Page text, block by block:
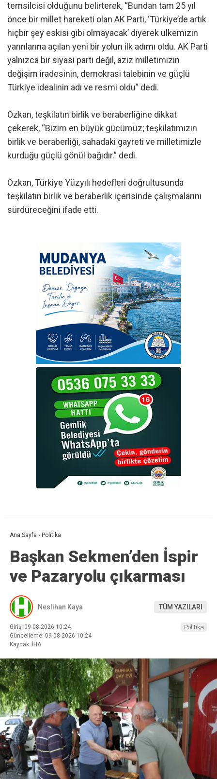
temsilcisi olduğunu belirterek, “Bundan tam 25 yıl
önce bir millet hareketi olan AK Parti, ‘Türkiye’de artık
hiçbir şey eskisi gibi olmayacak’ diyerek ülkemizin
yarınlarına açılan yeni bir yolun ilk adımı oldu. AK Parti
yalnızca bir siyasi parti değil, aziz milletimizin
değişim iradesinin, demokrasi talebinin ve güçlü
Türkiye idealinin adı ve resmi oldu” dedi.
Özkan, teşkilatın birlik ve beraberliğine dikkat
çekerek, “Bizim en büyük gücümüz; teşkilatımızın
birlik ve beraberliği, sahadaki gayreti ve milletimizle
kurduğu güçlü gönül bağıdır.” dedi.
Özkan, Türkiye Yüzyılı hedefleri doğrultusunda
teşkilatın birlik ve beraberlik içerisinde çalışmalarını
sürdüreceğini ifade etti.
Ana Sayfa › Politika
Başkan Sekmen’den İspir
ve Pazaryolu çıkarması
Neslihan Kaya TÜM YAZILARI
Giriş: 09-08-2026 10:24
Güncelleme: 09-08-2026 10:24
Kaynak: İHA
Politika